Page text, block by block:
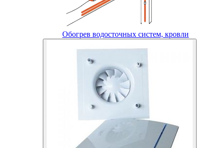
Обогрев водосточных систем, кровли